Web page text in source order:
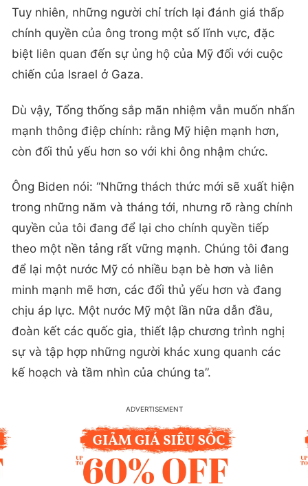
Tuy nhiên, những người chỉ trích lại đánh giá thấp
chính quyền của ông trong một số lĩnh vực, đặc
biệt liên quan đến sự ủng hộ của Mỹ đối với cuộc
chiến của Israel ở Gaza.
Dù vậy, Tổng thống sắp mãn nhiệm vẫn muốn nhấn
mạnh thông điệp chính: rằng Mỹ hiện mạnh hơn,
còn đối thủ yếu hơn so với khi ông nhậm chức.
Ông Biden nói: “Những thách thức mới sẽ xuất hiện
trong những năm và tháng tới, nhưng rõ ràng chính
quyền của tôi đang để lại cho chính quyền tiếp
theo một nền tảng rất vững mạnh. Chúng tôi đang
để lại một nước Mỹ có nhiều bạn bè hơn và liên
minh mạnh mẽ hơn, các đối thủ yếu hơn và đang
chịu áp lực. Một nước Mỹ một lần nữa dẫn đầu,
đoàn kết các quốc gia, thiết lập chương trình nghị
sự và tập hợp những người khác xung quanh các
kế hoạch và tầm nhìn của chúng ta”.